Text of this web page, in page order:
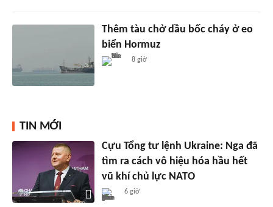
Thêm tàu chở dầu bốc cháy ở eo
biển Hormuz
8 giờ
TIN MỚI
Cựu Tổng tư lệnh Ukraine: Nga đã
tìm ra cách vô hiệu hóa hầu hết
vũ khí chủ lực NATO
6 giờ